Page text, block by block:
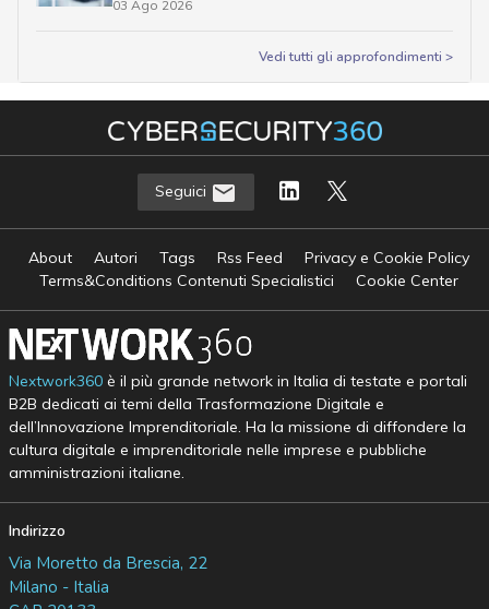
03 Ago 2026
Vedi tutti gli approfondimenti >
Seguici
About Autori Tags Rss Feed
Privacy e Cookie Policy
Terms&Conditions Contenuti Specialistici
Cookie Center
Nextwork360è il più grande network in Italia di testate e portali
B2B dedicati ai temi della Trasformazione Digitale e
dell’Innovazione Imprenditoriale. Ha la missione di diffondere la
cultura digitale e imprenditoriale nelle imprese e pubbliche
amministrazioni italiane.
Indirizzo
Via Moretto da Brescia, 22
Milano - Italia